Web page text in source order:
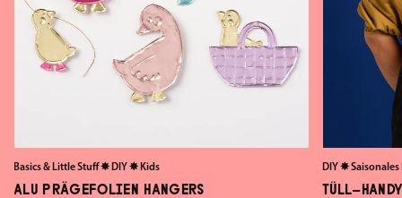
Basics & Little Stuff✸ DIY✸ Kids
ALU PRÄGEFOLIEN HANGERS
DIY✸
TÜLL-